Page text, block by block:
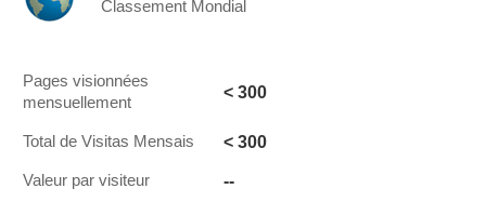
Classement Mondial
Pages visionnées
mensuellement
< 300
Total de Visitas Mensais < 300
Valeur par visiteur --